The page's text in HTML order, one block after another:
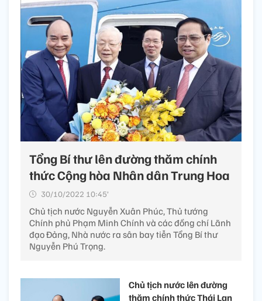
Tổng Bí thư lên đường thăm chính
thức Cộng hòa Nhân dân Trung Hoa
30/10/2022 10:45’
Chủ tịch nước Nguyễn Xuân Phúc, Thủ tướng
Chính phủ Phạm Minh Chính và các đồng chí Lãnh
đạo Đảng, Nhà nước ra sân bay tiễn Tổng Bí thư
Nguyễn Phú Trọng.
Chủ tịch nước lên đường
thăm chính thức Thái Lan